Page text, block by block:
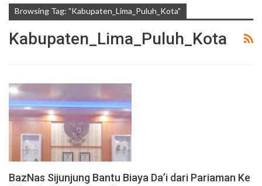
Browsing Tag: "Kabupaten_Lima_Puluh_Kota"
Kabupaten_Lima_Puluh_Kota
BazNas Sijunjung Bantu Biaya Da’i dari Pariaman Ke